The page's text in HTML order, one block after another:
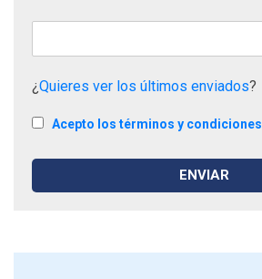
¿Quieres ver los últimos enviados?
Acepto los términos y condiciones